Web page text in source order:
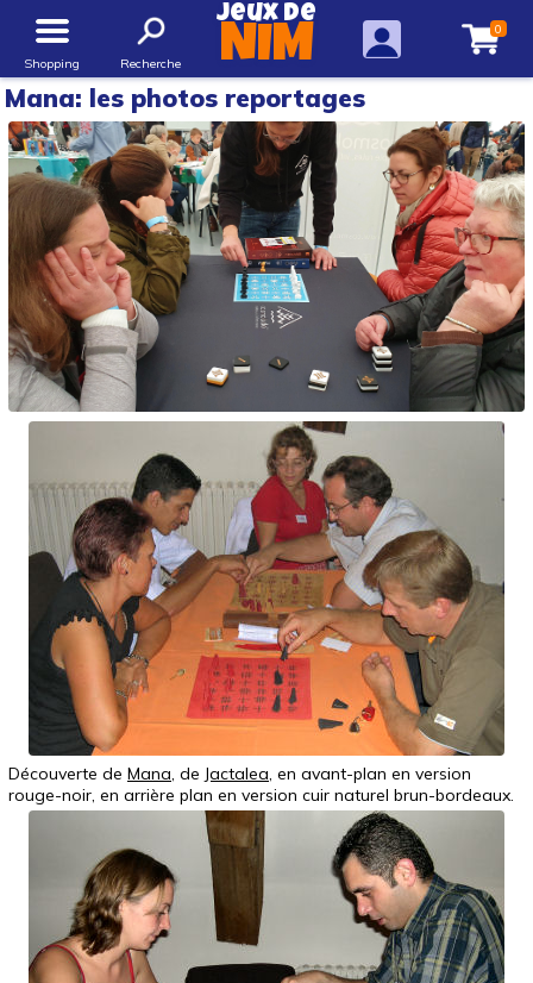
Shopping Recherche
Jeux de
NIM 0
Mana: les photos reportages
Découverte de Mana, de Jactalea, en avant-plan en version
rouge-noir, en arrière plan en version cuir naturel brun-bordeaux.